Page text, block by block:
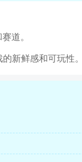
道。
新鲜感和可玩性。